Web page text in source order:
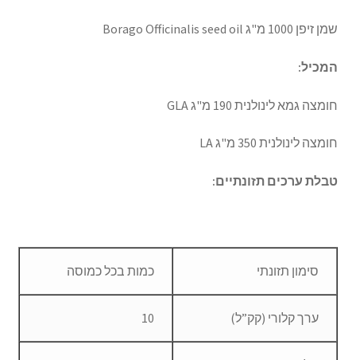
שמן זיפן 1000 מ"ג Borago Officinalis seed oil
המכיל:
חומצה גמא לינולנית 190 מ"ג GLA
חומצה לינולנית 350 מ"ג LA
טבלת ערכים תזונתיים:
סימון תזונתי כמות בכל כמוסה
ערך קלורי (קק”ל) 10